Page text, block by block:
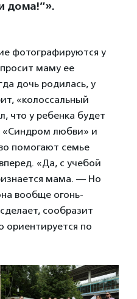
дома!”».
фотографируются у
маму ее
дочь родилась, у
«колоссальный
что у ребенка будет
любви» и
помогают семье
«Да, с учебой
мама. — Но
вообще огонь-
сообразит
ориентируется по